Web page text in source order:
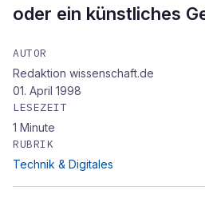
oder ein künstliches
AUTOR
Redaktion wissenschaft.de
01. April 1998
LESEZEIT
1 Minute
RUBRIK
Technik & Digitales